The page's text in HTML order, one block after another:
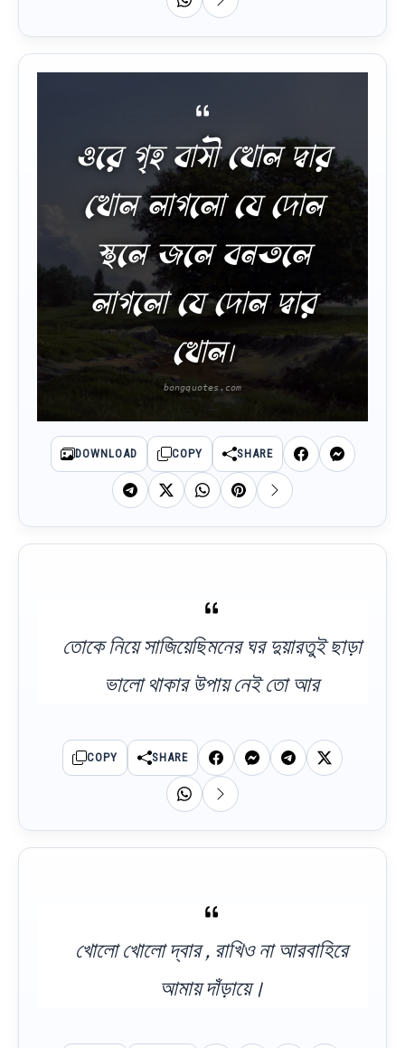
ওরে গৃহ বাসী খোল দ্বার
খোল লাগলো যে দোল
স্থলে জলে বনতলে
লাগলো যে দোল দ্বার
খোল।
DOWNLOAD COPY SHARE
তোকে নিয়ে সাজিয়েছিমনের ঘর দুয়ারতুই ছাড়া
ভালো থাকার উপায় নেই তো আর
COPY SHARE
খোলো খোলো দ্বার , রাখিও না আরবাহিরে
আমায় দাঁড়ায়ে।